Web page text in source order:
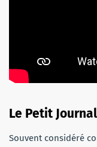
Le Petit Journal
Souvent considéré